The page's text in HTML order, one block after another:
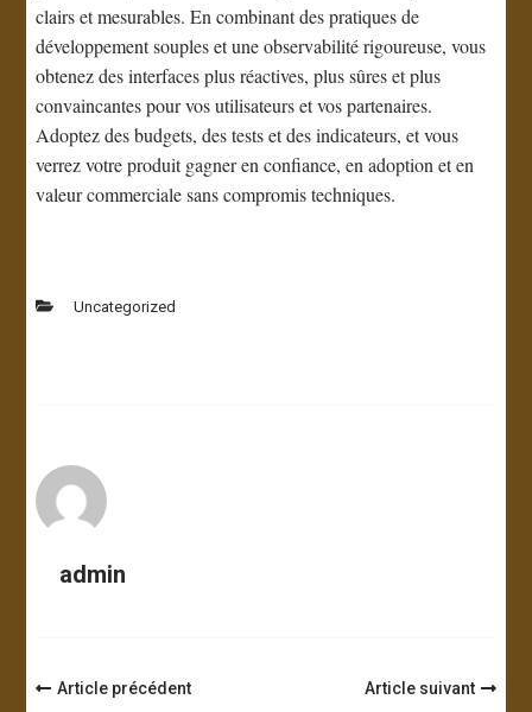
clairs et mesurables. En combinant des pratiques de
développement souples et une observabilité rigoureuse, vous
obtenez des interfaces plus réactives, plus sûres et plus
convaincantes pour vos utilisateurs et vos partenaires.
Adoptez des budgets, des tests et des indicateurs, et vous
verrez votre produit gagner en confiance, en adoption et en
valeur commerciale sans compromis techniques.
Uncategorized
admin
Navigation
Article précédent Article suivant